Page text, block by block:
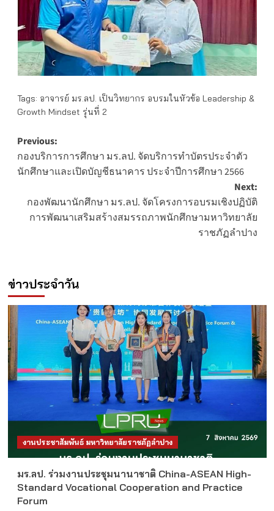
Tags: อาจารย์ มร.ลป. เป็นวิทยากร อบรมในหัวข้อ Leadership &
Growth Mindset รุ่นที่ 2
Post
navigation
Previous:
กองบริการการศึกษา มร.ลป. จัดบริการทำบัตรประจำตัว
นักศึกษาและเปิดบัญชีธนาคาร ประจำปีการศึกษา 2566
Next:
กองพัฒนานักศึกษา มร.ลป. จัดโครงการอบรมเชิงปฏิบัติ
การพัฒนาเสริมสร้างสมรรถภาพนักศึกษามหาวิทยาลัย
ราชภัฏลำปาง
ข่าวประจำวัน
งานประชาสัมพันธ์ มหาวิทยาลัยราชภัฏลำปาง
มร.ลป. ร่วมงานประชุมนานาชาติ China-ASEAN High-
Standard Vocational Cooperation and Practice
Forum